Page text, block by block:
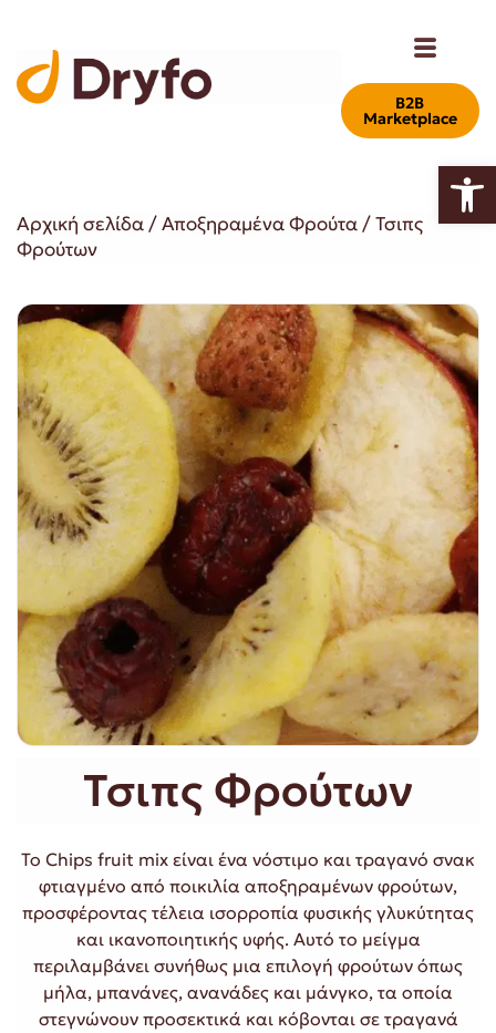
Β2Β
Marketplace
Αρχική σελίδα/Αποξηραμένα Φρούτα/ Τσιπς
Φρούτων
Τσιπς Φρούτων
Το Chips fruit mix είναι ένα νόστιμο και τραγανό σνακ
φτιαγμένο από ποικιλία αποξηραμένων φρούτων,
προσφέροντας τέλεια ισορροπία φυσικής γλυκύτητας
και ικανοποιητικής υφής. Αυτό το μείγμα
περιλαμβάνει συνήθως μια επιλογή φρούτων όπως
μήλα, μπανάνες, ανανάδες και μάνγκο, τα οποία
στεγνώνουν προσεκτικά και κόβονται σε τραγανά